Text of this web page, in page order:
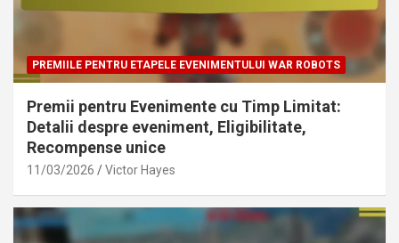
PREMIILE PENTRU ETAPELE EVENIMENTULUI WAR ROBOTS
Premii pentru Evenimente cu Timp Limitat:
Detalii despre eveniment, Eligibilitate,
Recompense unice
11/03/2026 Victor Hayes